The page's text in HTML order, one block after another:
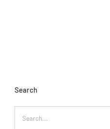
Search
for: